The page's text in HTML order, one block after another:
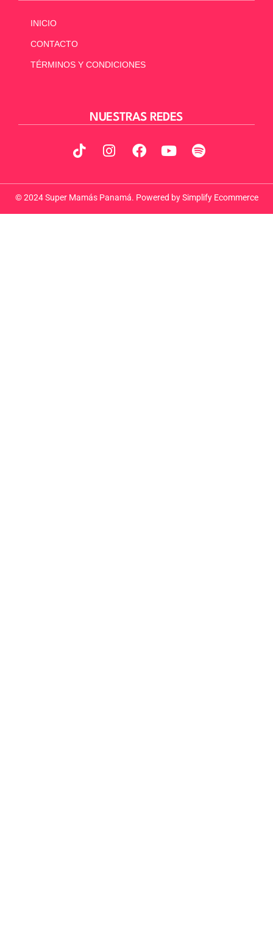
INICIO
CONTACTO
TÉRMINOS Y CONDICIONES
NUESTRAS REDES
© 2024 Super Mamás Panamá. Powered by Simplify Ecommerce